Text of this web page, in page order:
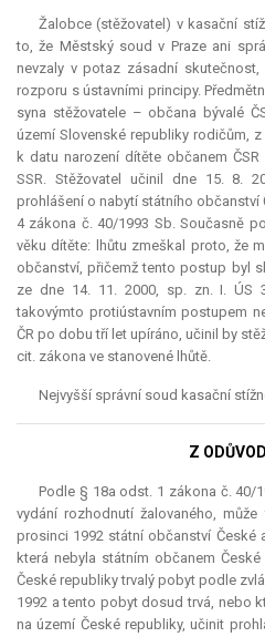
Žalobce (stěžovatel) v kasační
to, že Městský soud v Praze ani
nevzaly v potaz zásadní
rozporu s ústavními principy.
syna stěžovatele – občana bývalé
území Slovenské republiky rodičům,
k datu narození dítěte občanem
SSR. Stěžovatel učinil dne 15. 8.
prohlášení o nabytí státního občanství
4 zákona č. 40/1993 Sb. Současně
věku dítěte: lhůtu zmeškal proto, že
občanství, přičemž tento postup byl
ze dne 14. 11. 2000, sp. zn. I. ÚS
takovýmto protiústavním postupem
ČR po dobu tří let upíráno, učinil by
cit. zákona ve stanovené lhůtě.
Nejvyšší správní soud kasační
Z
Podle § 18a odst. 1 zákona č. 40/
vydání rozhodnutí žalovaného,
prosinci 1992 státní občanství České
která nebyla státním občanem
České republiky trvalý pobyt podle
1992 a tento pobyt dosud trvá, nebo
na území České republiky, učinit